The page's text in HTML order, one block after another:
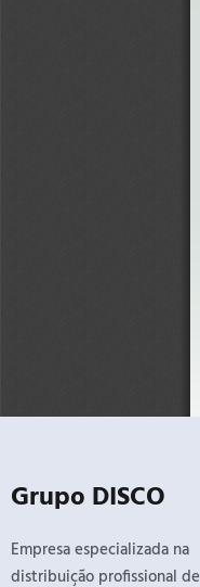
Grupo DISCO
Empresa especializada na
distribuição profissional de